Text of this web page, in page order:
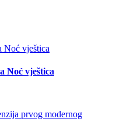
Noć vještica